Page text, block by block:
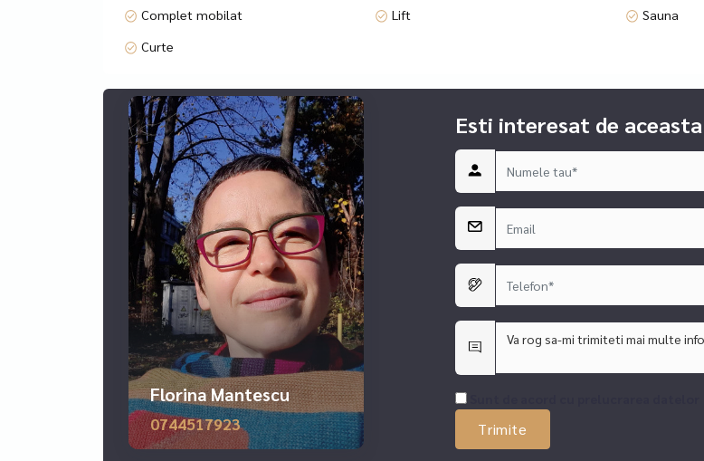
reflecte statutul dumneavoastra social, va invit sa programam cat mai curand o vizionare pentru
Sunt rare pe piata astfel de oferte!
dormitoare, fiecare cu baie proprie, plus o baie pentru oaspeti la intrare.
Apartamentul impresionează prin compartimentarea modernă, finisajele impecabile și dotările
spa, spațiu de relaxare și servicii exclusive.
În incintă se pot închiria spații pentru birouri sau o sală de evenimente deosebită, potrivită atât
Complexul rezidential este amplasat la cateva minute pe jos de Parcul Kiseleff, Parcul Herastrau,
catre Piata Victoriei si centrul capitalei, cat si catre zona de nord a orasului.
Animalutele dumneavoastra de companie bine educate sunt binevenite, cu garantiile care se impun.
Este disponibila si varianta nemobilata (cu bucataria si baile echipate) pentru un apartament similar.
La pretul de lista se adauga TVA.
Oferim cu promptitudine si profesionalism consultanta pentru vanzari si inchirieri de
juridica in relatia cu OCPI, cadastru, intabulare si consultanta financiara (cea mai buna solutie de
simpla si eficienta) prin brokerii nostri de credite parteneri. SFINX Creditare face parte din cea mai
national de Realmedia (imobiliare.ro).
Complet mobilat
Lift Sauna
Curte
Florina Mantescu
0744517923
Esti interesat de